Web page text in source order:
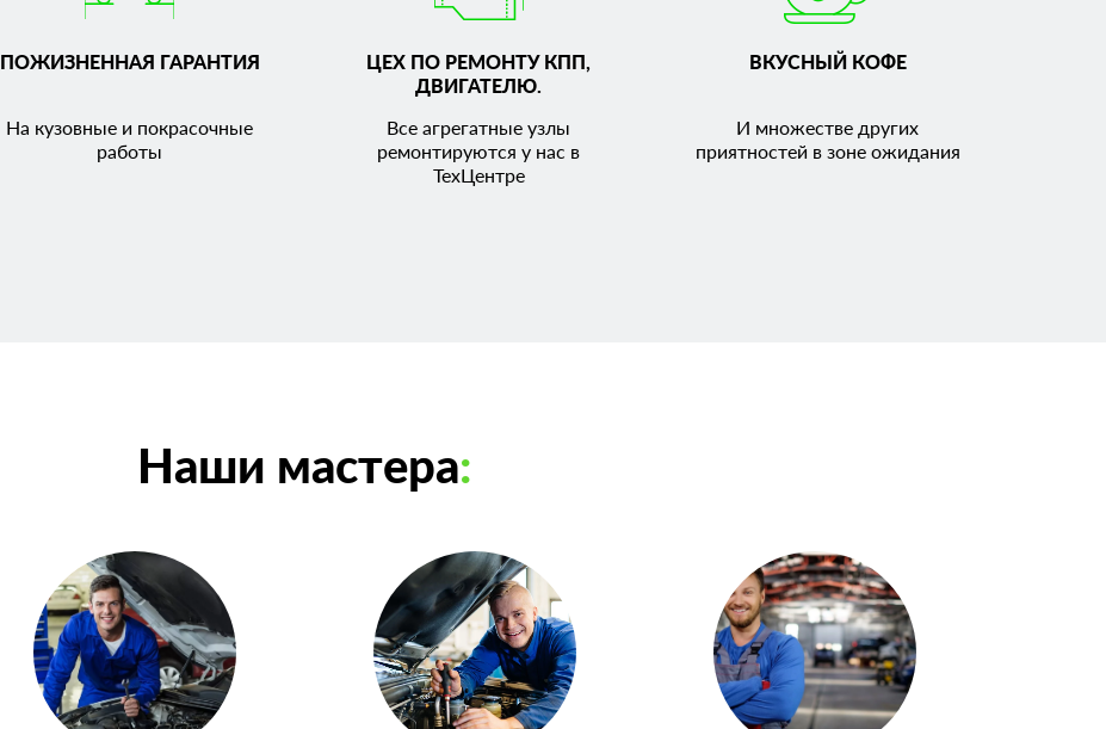
ПОЖИЗНЕННАЯ ГАРАНТИЯ
На кузовные и покрасочные
работы
ЦЕХ ПО РЕМОНТУ КПП,
ДВИГАТЕЛЮ.
Все агрегатные узлы
ремонтируются у нас в
ТехЦентре
ВКУСНЫЙ КОФЕ
И множестве других
приятностей в зоне ожидания
Наши мастера: